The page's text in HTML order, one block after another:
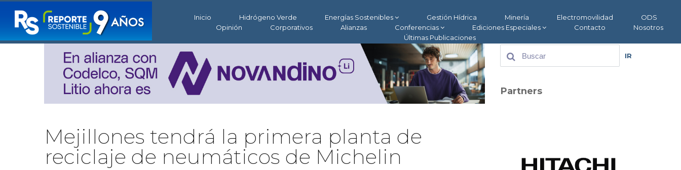
Inicio Hidrógeno Verde Energías Sostenibles Gestión Hídrica Minería Electromovilidad
ODS
Opinión
Corporativos Alianzas Conferencias Ediciones Especiales Contacto
Nosotros
Últimas Publicaciones
Mejillones tendrá la primera planta de
reciclaje de neumáticos de Michelin
IR
Partners